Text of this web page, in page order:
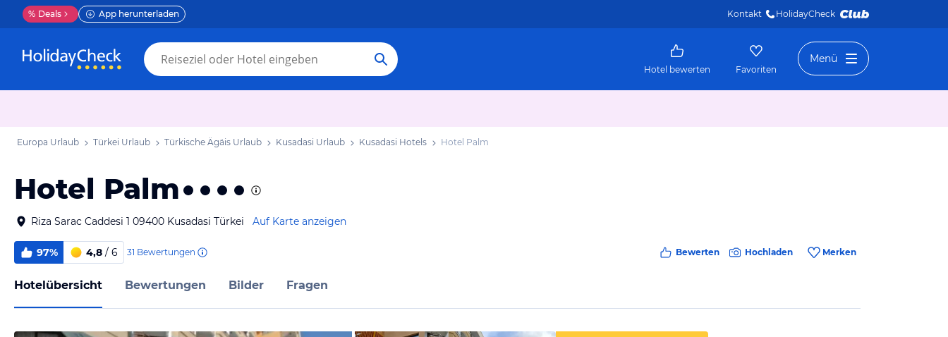
% Deals App herunterladen Kontakt HolidayCheck
Hotel bewerten Favoriten
Menü
Europa Urlaub Türkei Urlaub Türkische Ägäis Urlaub Kusadasi Urlaub Kusadasi Hotels Hotel Palm
Hotel Palm
Riza Sarac Caddesi 1 09400 Kusadasi Türkei Auf Karte anzeigen
97% 4,8 / 6 31 Bewertungen Bewerten Hochladen Merken
Hotelübersicht Bewertungen Bilder Fragen